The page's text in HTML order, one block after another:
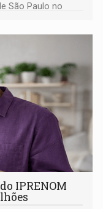
São Paulo no
IPRENOM